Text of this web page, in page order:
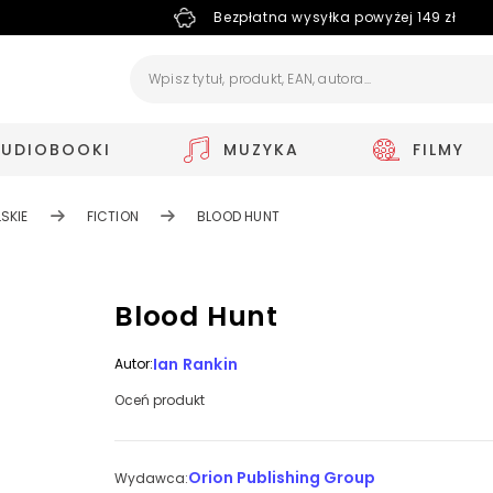
Bezpłatna wysyłka powyżej 149 zł
MUZYKA FILMY
FICTION BLOOD HUNT
Blood Hunt
Autor:Ian Rankin
Oceń produkt
Wydawca:Orion Publishing Group